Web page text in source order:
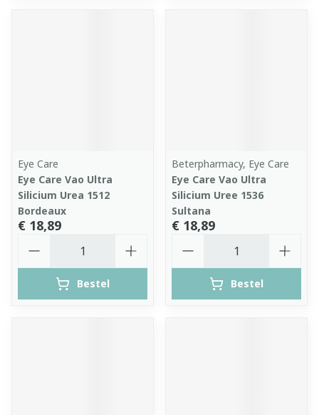
Eye Care
Eye Care Vao Ultra
Silicium Urea 1512
Bordeaux
€ 18,89
Bestel
Beterpharmacy, Eye Care
Eye Care Vao Ultra
Silicium Uree 1536
Sultana
€ 18,89
Bestel